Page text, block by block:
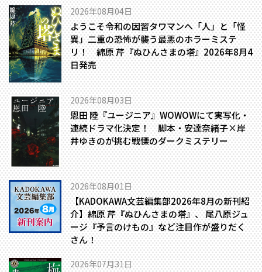
2026年08月04日
ようこそ令和の因習タワマンへ――「人」と「怪
異」二重の恐怖が襲う最悪のホラーミステ
リ！ 綿原 芹『ぬひんさまの塔』2026年8月4
日発売
2026年08月03日
恩田 陸『ユージニア』WOWOWにて実写化・
連続ドラマ化決定！ 脚本・安達奈緒子×岸
井ゆきのが挑む戦慄のダークミステリー
2026年08月01日
【KADOKAWA文芸編集部2026年8月の新刊紹
介】綿原 芹『ぬひんさまの塔』、 尾八原ジュ
ージ『予言のけもの』など注目作が盛りだく
さん！
2026年07月31日